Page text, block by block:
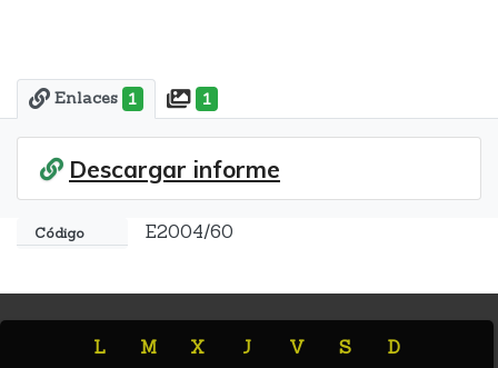
Enlaces 1 1
Descargar informe
Código E2004/60
L M X J V S D